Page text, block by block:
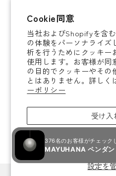
Cookie同意
当社およびShopifyを含
の体験をパーソナライズ
析を行うためにクッキー
使用します。お客様が同
の目的でクッキーやその
とはありません。詳しく
ーポリシー
設定を
受け入
拒否
ブラケットライト
タスクライト
ポータブルライト
和風照明
その他照明 / パーツ
電球
ソファ / ベンチ
デスク
ミラー
収納家具
コートハンガー
傘立て
その他家具
オブジェ
掛時計
置時計
腕時計
花器
テーブルウェア
ホームアクセサリー
ラグ / ブランケット
キャンドル / アロマグ
即納商品
即納商品
ご案内
法人取引のご案内
About YAMAGIWA
ショッピングガイド
お知らせ
ご利用ガイド
照明ガイド
よくあるご質問